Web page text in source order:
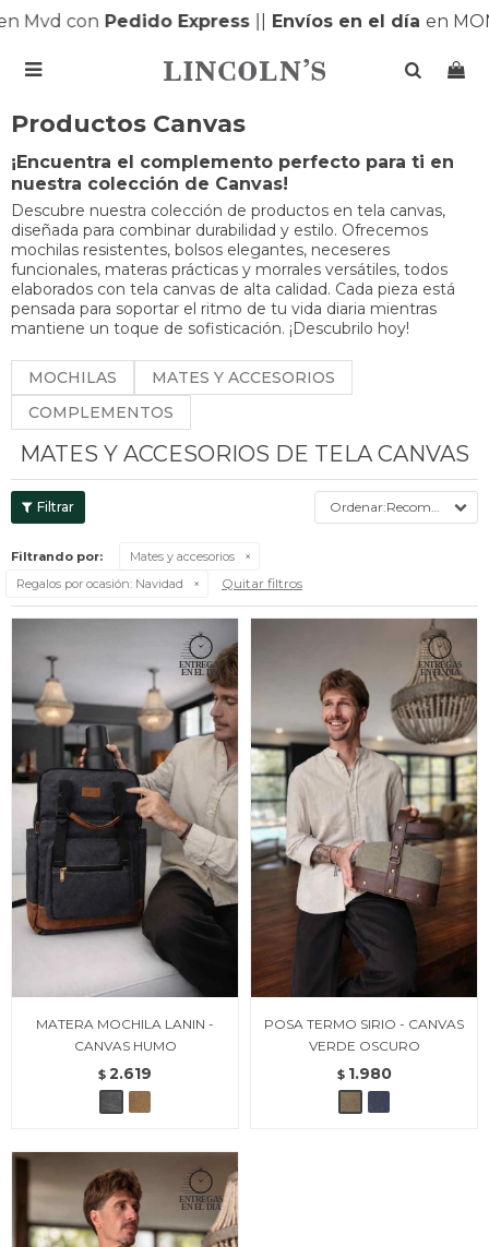
Mvd conPedido Express|| Envíos en el díaen

Productos Canvas
¡Encuentra el complemento perfecto para ti en
nuestra colección de Canvas!
Descubre nuestra colección de productos en tela canvas,
diseñada para combinar durabilidad y estilo. Ofrecemos
mochilas resistentes, bolsos elegantes, neceseres
funcionales, materas prácticas y morrales versátiles, todos
elaborados con tela canvas de alta calidad. Cada pieza está
pensada para soportar el ritmo de tu vida diaria mientras
mantiene un toque de sofisticación. ¡Descubrilo hoy!
MOCHILAS
MATES Y ACCESORIOS
COMPLEMENTOS
MATES Y ACCESORIOS DE TELA CANVAS
Recomendados
Filtrando por:
Mates y accesorios
Regalos por ocasión: Navidad Quitar filtros
MATERA MOCHILA LANIN -
CANVAS HUMO
$ 2.619
POSA TERMO SIRIO - CANVAS
VERDE OSCURO
$ 1.980